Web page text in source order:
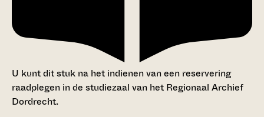
U kunt dit stuk na het indienen van een reservering
raadplegen in de studiezaal van het Regionaal Archief
Dordrecht.